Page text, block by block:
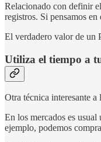
Relacionado con definir
registros. Si pensamos
El verdadero valor de un
Utiliza el tiempo a
Otra técnica interesante
En los mercados es
ejemplo, podemos